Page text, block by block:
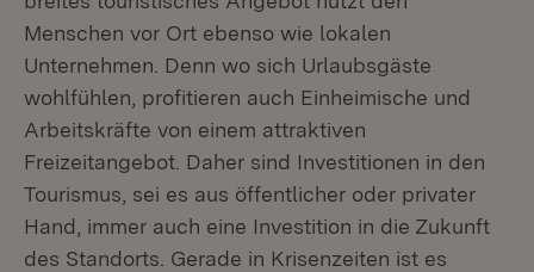
Menschen vor Ort ebenso wie lokalen
Unternehmen. Denn wo sich Urlaubsgäste
wohlfühlen, profitieren auch Einheimische und
Arbeitskräfte von einem attraktiven
Freizeitangebot. Daher sind Investitionen in den
Tourismus, sei es aus öffentlicher oder privater
Hand, immer auch eine Investition in die Zukunft
des Standorts. Gerade in Krisenzeiten ist es